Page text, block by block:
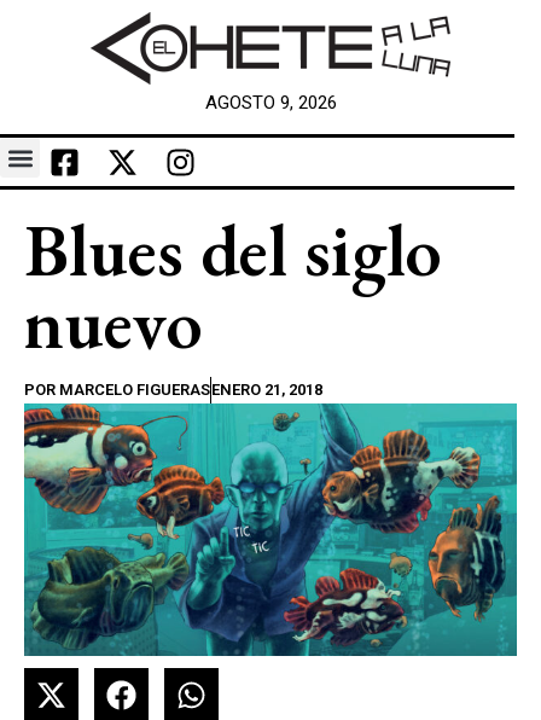
AGOSTO 9, 2026
Blues del siglo
nuevo
POR MARCELO FIGUERASENERO 21, 2018